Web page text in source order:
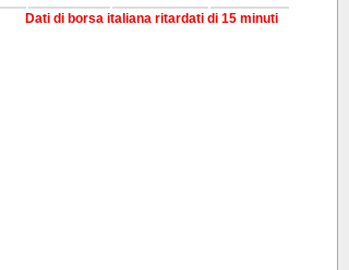
Dati di borsa italiana ritardati di 15 minuti